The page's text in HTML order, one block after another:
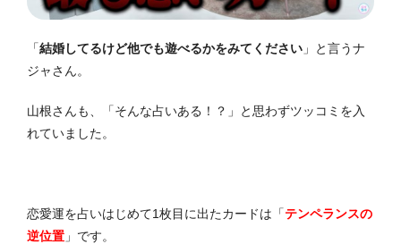
「結婚してるけど他でも遊べるかをみてください 」と言うナ
ジャさん。
山根さんも、「そんな占いある！？」と思わずツッコミを入
れていました。
恋愛運を占いはじめて1枚目に出たカードは「テンペランスの
逆位置 」です。